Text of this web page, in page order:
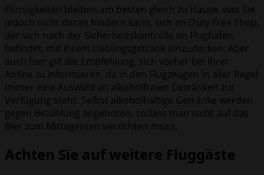
Flüssigkeiten bleiben am besten gleich zu Hause, was Sie
jedoch nicht daran hindern kann, sich im Duty Free Shop,
der sich nach der Sicherheitskontrolle im Flughafen
befindet, mit Ihrem Lieblingsgetränk einzudecken. Aber
auch hier gilt die Empfehlung, sich vorher bei Ihrer
Airline zu informieren, da in den Flugzeugen in aller Regel
immer eine Auswahl an alkoholfreien Getränken zur
Verfügung steht. Selbst alkoholhaltige Getränke werden
gegen Bezahlung angeboten, sodass man nicht auf das
Bier zum Mittagessen verzichten muss.
Achten Sie auf weitere Fluggäste